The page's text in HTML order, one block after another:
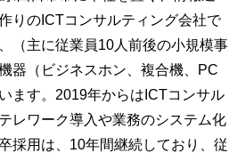
りのICTコンサルティング会社で
（主に従業員10人前後の小規模事
器（ビジネスホン、複合機、PC
ます。2019年からはICTコンサル
レワーク導入や業務のシステム化
採用は、10年間継続しており、従